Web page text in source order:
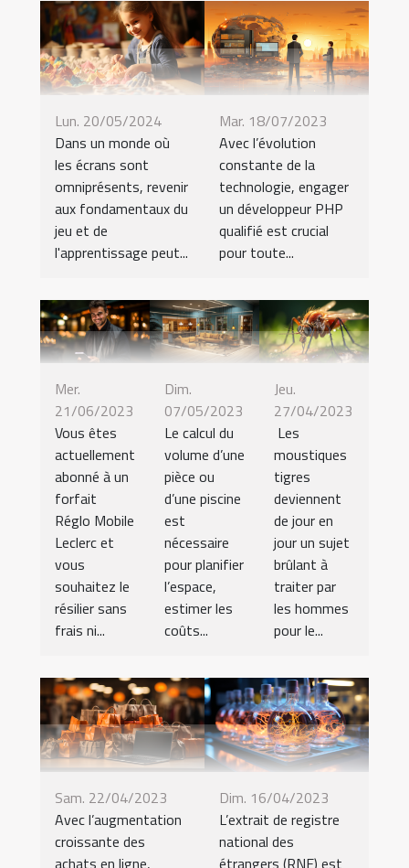
Lun. 20/05/2024
Dans un monde où
les écrans sont
omniprésents, revenir
aux fondamentaux du
jeu et de
l'apprentissage peut...
Mar. 18/07/2023
Avec l’évolution
constante de la
technologie, engager
un développeur PHP
qualifié est crucial
pour toute...
Mer.
21/06/2023
Vous êtes
actuellement
abonné à un
forfait
Réglo Mobile
Leclerc et
vous
souhaitez le
résilier sans
frais ni...
Dim.
07/05/2023
Le calcul du
volume d’une
pièce ou
d’une piscine
est
nécessaire
pour planifier
l’espace,
estimer les
coûts...
Jeu.
27/04/2023
Les
moustiques
tigres
deviennent
de jour en
jour un sujet
brûlant à
traiter par
les hommes
pour le...
Sam. 22/04/2023
Avec l’augmentation
croissante des
achats en ligne,
Dim. 16/04/2023
L’extrait de registre
national des
étrangers (RNE) est